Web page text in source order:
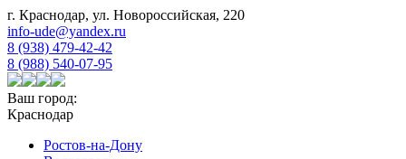
г. Краснодар, ул. Новороссийская, 220
info-ude@yandex.ru
8 (938) 479-42-42
8 (988) 540-07-95
Ваш город:
Краснодар
Ростов-на-Дону